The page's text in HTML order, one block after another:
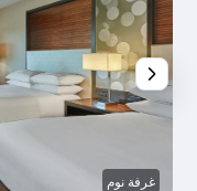
غرفة نوم